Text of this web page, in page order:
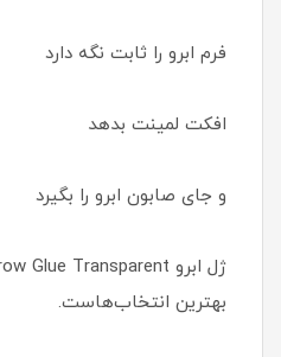
فرم ابرو را ثابت نگه دارد
افکت لمینت بدهد
و جای صابون ابرو را بگیرد
بهترین انتخاب‌هاست.